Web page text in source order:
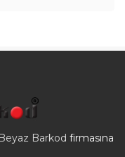
Beyaz Barkod firmasına